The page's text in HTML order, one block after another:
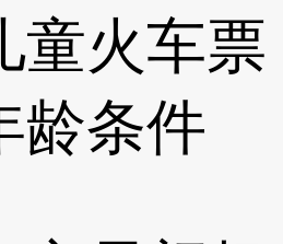
童火车票
龄条件